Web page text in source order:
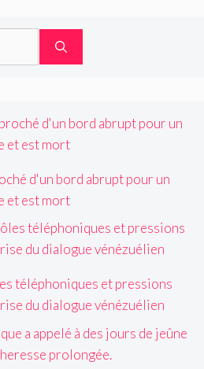
d'un bord abrupt pour un
et est mort
téléphoniques et pressions
du dialogue vénézuélien